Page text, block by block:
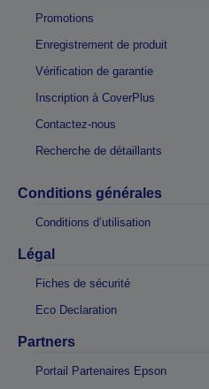
Promotions
Enregistrement de produit
Vérification de garantie
Inscription à CoverPlus
Contactez-nous
Recherche de détaillants
Conditions générales
Conditions d’utilisation
Légal
Fiches de sécurité
Eco Declaration
Partners
Portail Partenaires Epson